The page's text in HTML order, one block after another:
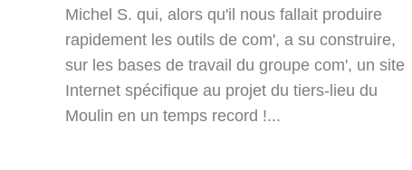
Michel S. qui, alors qu'il nous fallait produire
rapidement les outils de com', a su construire,
sur les bases de travail du groupe com', un site
Internet spécifique au projet du tiers-lieu du
Moulin en un temps record !...